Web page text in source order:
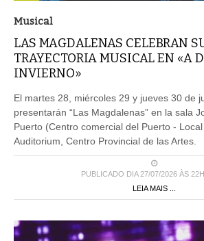
Musical
LAS MAGDALENAS CELEBRAN
TRAYECTORIA MUSICAL EN «A
INVIERNO»
El martes 28, miércoles 29 y jueves 30 de
presentarán “Las Magdalenas” en la sala
Puerto (Centro comercial del Puerto -
Auditorium, Centro Provincial de las Artes.
PUBLICADO DIA 27/07/2026 ÀS
LEIA MAIS ...